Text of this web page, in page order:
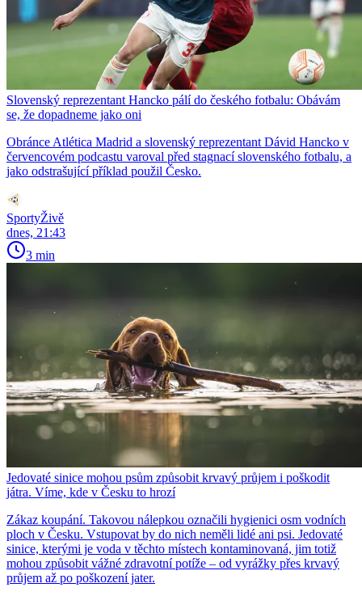
Slovenský reprezentant Hancko pálí do českého fotbalu: Obávám
se, že dopadneme jako oni
Obránce Atlética Madrid a slovenský reprezentant Dávid Hancko v
červencovém podcastu varoval před stagnací slovenského fotbalu, a
jako odstrašující příklad použil Česko.
SportyŽivě
dnes, 21:43
3 min
Jedovaté sinice mohou psům způsobit krvavý průjem i poškodit
játra. Víme, kde v Česku to hrozí
Zákaz koupání. Takovou nálepkou označili hygienici osm vodních
ploch v Česku. Vstupovat by do nich neměli lidé ani psi. Jedovaté
sinice, kterými je voda v těchto místech kontaminovaná, jim totiž
mohou způsobit vážné zdravotní potíže – od vyrážky přes krvavý
průjem až po poškození jater.